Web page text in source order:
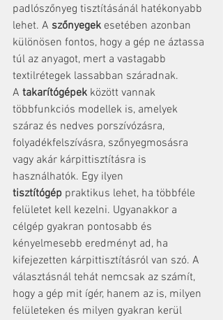
padlószőnyeg tisztításánál hatékonyabb
lehet. A szőnyegek esetében azonban
különösen fontos, hogy a gép ne áztassa
túl az anyagot, mert a vastagabb
textilrétegek lassabban száradnak.
A takarítógépek között vannak
többfunkciós modellek is, amelyek
száraz és nedves porszívózásra,
folyadékfelszívásra, szőnyegmosásra
vagy akár kárpittisztításra is
használhatók. Egy ilyen
tisztítógép praktikus lehet, ha többféle
felületet kell kezelni. Ugyanakkor a
célgép gyakran pontosabb és
kényelmesebb eredményt ad, ha
kifejezetten kárpittisztításról van szó. A
választásnál tehát nemcsak az számít,
hogy a gép mit ígér, hanem az is, milyen
felületeken és milyen gyakran kerül